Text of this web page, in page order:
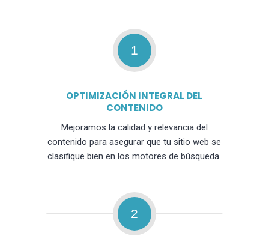
1
OPTIMIZACIÓN INTEGRAL DEL
CONTENIDO
Mejoramos la calidad y relevancia del
contenido para asegurar que tu sitio web se
clasifique bien en los motores de búsqueda.
2